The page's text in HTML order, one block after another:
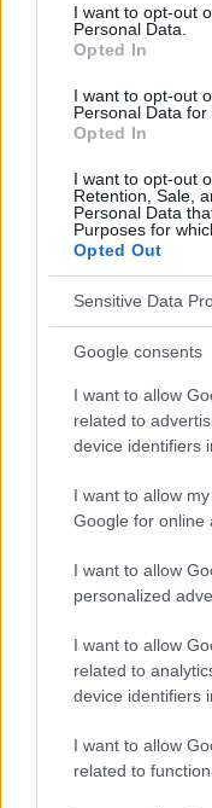
consent section.
I want to opt-out
Personal Data.
Opted In
I want to opt-out
Personal Data for
Opted In
I want to opt-out
Retention, Sale,
Personal Data
Purposes for
Opted Out
Sensitive Data
Google consents
I want to allow
related to
device identifiers
I want to allow
Google for online
I want to allow
personalized
I want to allow
related to
device identifiers
I want to allow
related to
Suppositoires pour
Traitement chirurgical
Traitement des
Varices de l'anus
Voir aussi en
Le contenu et les
informatifs. L'éditeur et
responsables des
absolument consulter